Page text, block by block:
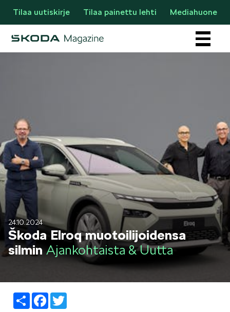
Tilaa uutiskirje Tilaa painettu lehti Mediahuone
AJANKOHTAISTA & UUTTA
LIFESTYLE
24.10.2024
Škoda Elroq muotoilijoidensa
silminAjankohtaista & Uutta
ShareFacebook